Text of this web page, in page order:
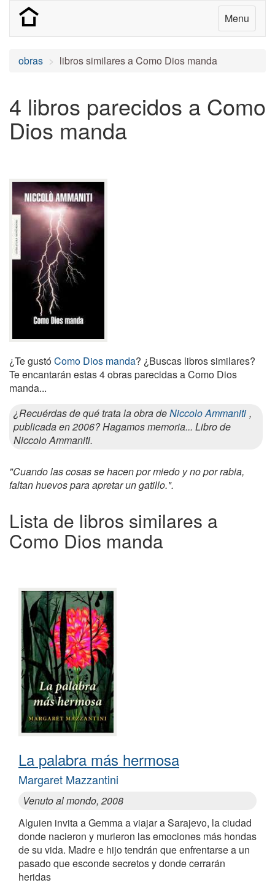
Menu
obras libros similares a Como Dios manda
4 libros parecidos a Como
Dios manda
¿Te gustóComo Dios manda? ¿Buscas libros similares?
Te encantarán estas 4 obras parecidas a Como Dios
manda...
¿Recuérdas de qué trata la obra deNiccolo Ammaniti ,
publicada en 2006? Hagamos memoria... Libro de
Niccolo Ammaniti.
"Cuando las cosas se hacen por miedo y no por rabia,
faltan huevos para apretar un gatillo.".
Lista de libros similares a
Como Dios manda
La palabra más hermosa
Margaret Mazzantini
Venuto al mondo, 2008
Alguien invita a Gemma a viajar a Sarajevo, la ciudad
donde nacieron y murieron las emociones más hondas
de su vida. Madre e hijo tendrán que enfrentarse a un
pasado que esconde secretos y donde cerrarán
heridas